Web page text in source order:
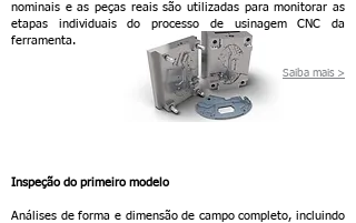
nominais e as peças reais são utilizadas para monitorar as
etapas individuais do processo de usinagem CNC da
ferramenta.
Saiba mais >
Inspeção do primeiro modelo
Análises de forma e dimensão de campo completo, incluindo